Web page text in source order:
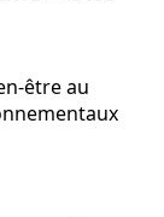
être au